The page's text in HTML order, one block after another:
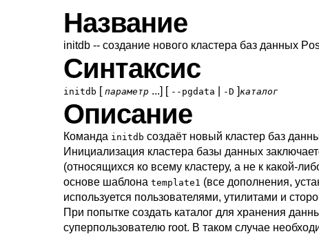
Название
initdb -- создание нового кластера баз данных
Синтаксис
initdb [ параметр ...] [ --pgdata -D ] каталог
Описание
Команда initdb создаёт новый кластер баз
Инициализация кластера базы данных
(относящихся ко всему кластеру, а не к какой-
основе шаблона template1 (все дополнения,
используется пользователями, утилитами и
При попытке создать каталог для хранения
суперпользователю root. В таком случае